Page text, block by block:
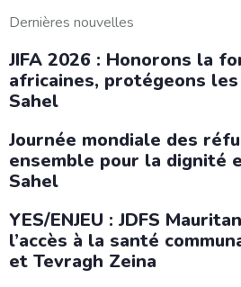
Dernières nouvelles
JIFA 2026 : Honorons la
africaines, protégeons
Sahel
Journée mondiale des
ensemble pour la dignité
Sahel
YES/ENJEU : JDFS
l’accès à la santé
et Tevragh Zeina